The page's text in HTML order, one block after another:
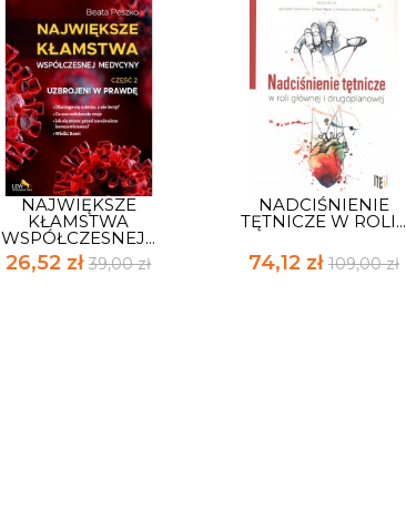
NAJWIĘKSZE
KŁAMSTWA
WSPÓŁCZESNEJ...
26,52 zł39,00 zł
NADCIŚNIENIE
TĘTNICZE W ROLI...
74,12 zł 109,00 zł